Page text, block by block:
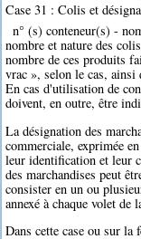
Case 31 : Colis et
n° (s) conteneur(s) -
nombre et nature des
nombre de ces produits
vrac », selon le cas, ainsi
En cas d'utilisation de
doivent, en outre, être
La désignation des
commerciale, exprimée
leur identification et leur
des marchandises peut
consister en un ou
annexé à chaque volet de
Dans cette case ou sur la